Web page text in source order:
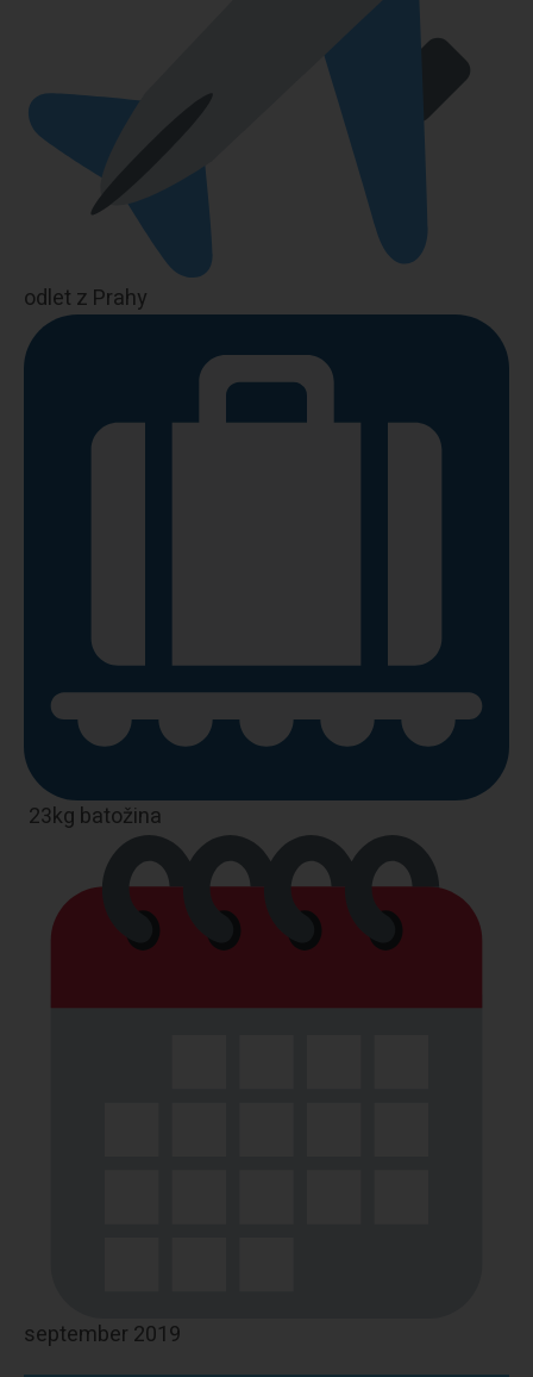
odlet z Prahy
23kg batožina
september 2019